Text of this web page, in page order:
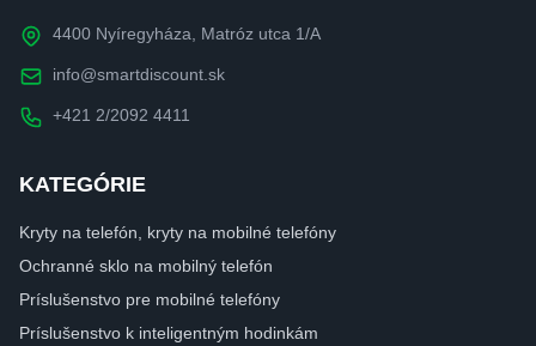
4400 Nyíregyháza, Matróz utca 1/A
info@smartdiscount.sk
+421 2/2092 4411
KATEGÓRIE
Kryty na telefón, kryty na mobilné telefóny
Ochranné sklo na mobilný telefón
Príslušenstvo pre mobilné telefóny
Príslušenstvo k inteligentným hodinkám